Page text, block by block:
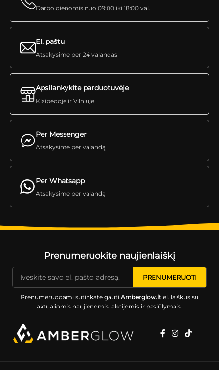
Darbo dienomis nuo 09:00 iki 18:00 val.
Per Messenger
Atsakysime per valandą
El. paštu
Atsakysime per 24 valandas
Apsilankykite parduotuvėje
Klaipėdoje ir Vilniuje
Per Whatsapp
Atsakysime per valandą
Prenumeruokite naujienlaiškį
Prenumeruodami sutinkate gauti Amberglow.ltel. laiškus su
aktualiomis naujienomis, akcijomis ir pasiūlymais.